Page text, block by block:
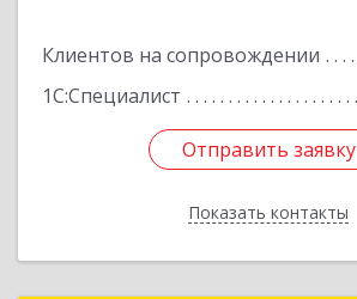
Клиентов на сопровождении
1С:Специалист
Отправить заявку
Показать контакты
Отправить заявку
Назад